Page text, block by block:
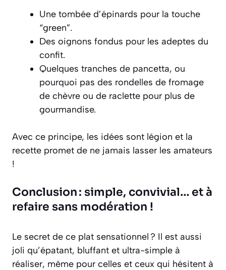
Une tombée d’épinards pour la touche
“green”.
Des oignons fondus pour les adeptes du
confit.
Quelques tranches de pancetta, ou
pourquoi pas des rondelles de fromage
de chèvre ou de raclette pour plus de
gourmandise.
Avec ce principe, les idées sont légion et la
recette promet de ne jamais lasser les amateurs
!
Conclusion : simple, convivial… et à
refaire sans modération !
Le secret de ce plat sensationnel ? Il est aussi
joli qu’épatant, bluffant et ultra-simple à
réaliser, même pour celles et ceux qui hésitent à